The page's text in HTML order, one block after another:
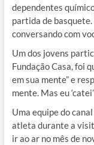
dependentes
partida de basquete.
conversando com
Um dos jovens
Fundação Casa, foi
em sua mente” e
mente. Mas eu
Uma equipe do
atleta durante a
ir ao ar no mês de